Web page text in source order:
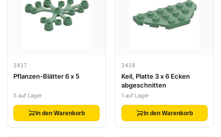
2417
Pflanzen-Blätter 6 x 5
5 auf Lager
In den Warenkorb
2419
Keil, Platte 3 x 6 Ecken
abgeschnitten
1 auf Lager
In den Warenkorb